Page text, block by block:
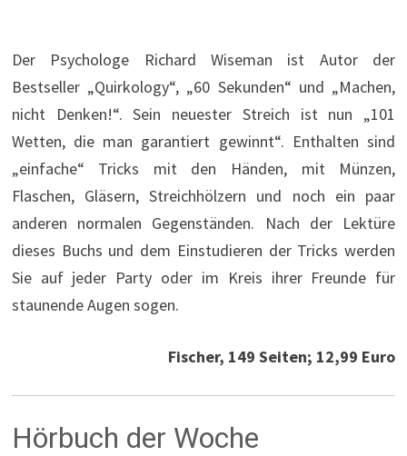
Der Psychologe Richard Wiseman ist Autor der
Bestseller „Quirkology“, „60 Sekunden“ und „Machen,
nicht Denken!“. Sein neuester Streich ist nun „101
Wetten, die man garantiert gewinnt“. Enthalten sind
„einfache“ Tricks mit den Händen, mit Münzen,
Flaschen, Gläsern, Streichhölzern und noch ein paar
anderen normalen Gegenständen. Nach der Lektüre
dieses Buchs und dem Einstudieren der Tricks werden
Sie auf jeder Party oder im Kreis ihrer Freunde für
staunende Augen sogen.
Fischer, 149 Seiten; 12,99 Euro
Hörbuch der Woche